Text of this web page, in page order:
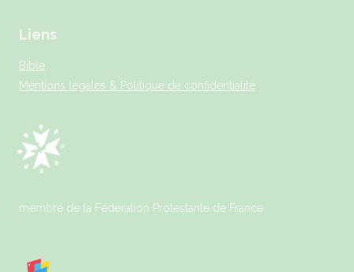
Liens
Bible
Mentions légales & Politique de confidentialité
membre de la Fédération Protestante de France